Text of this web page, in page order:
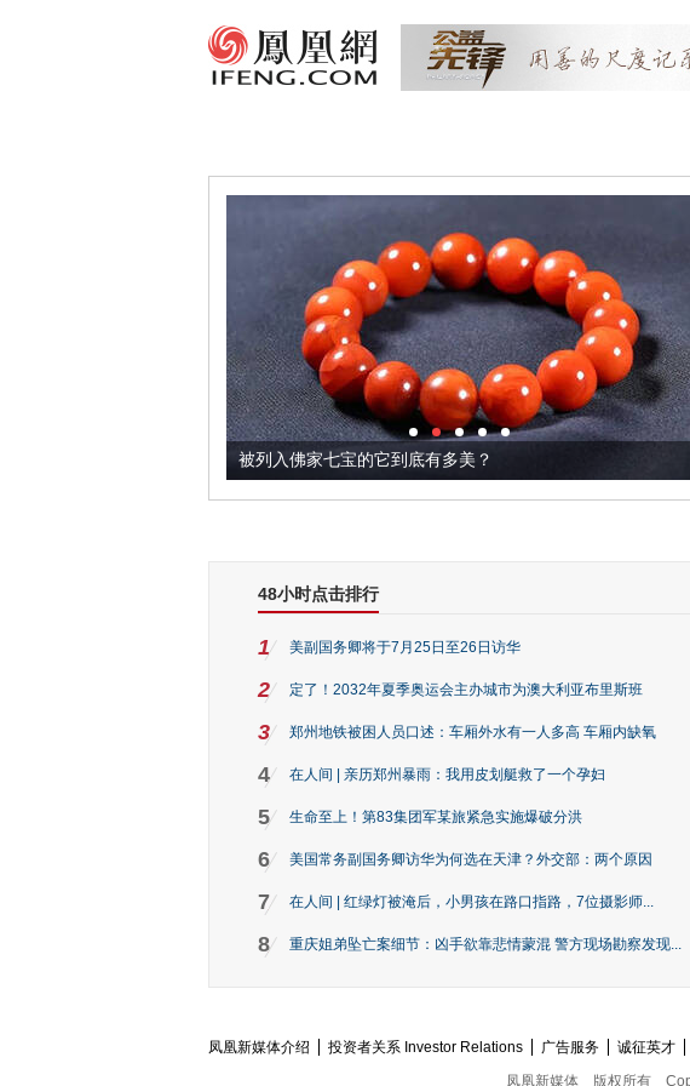
被列入佛家七宝的它到底有多美？
48小时点击排行
1 美副国务卿将于7月25日至26日访华
2 定了！2032年夏季奥运会主办城市为澳大利亚布里斯班
3 郑州地铁被困人员口述：车厢外水有一人多高 车厢内缺氧
4 在人间 | 亲历郑州暴雨：我用皮划艇救了一个孕妇
5 生命至上！第83集团军某旅紧急实施爆破分洪
6 美国常务副国务卿访华为何选在天津？外交部：两个原因
7 在人间 | 红绿灯被淹后，小男孩在路口指路，7位摄影师...
8 重庆姐弟坠亡案细节：凶手欲靠悲情蒙混 警方现场勘察发现...
凤凰新媒体介绍 投资者关系 Investor Relations 广告服务 诚征英才
凤凰新媒体
版权所有